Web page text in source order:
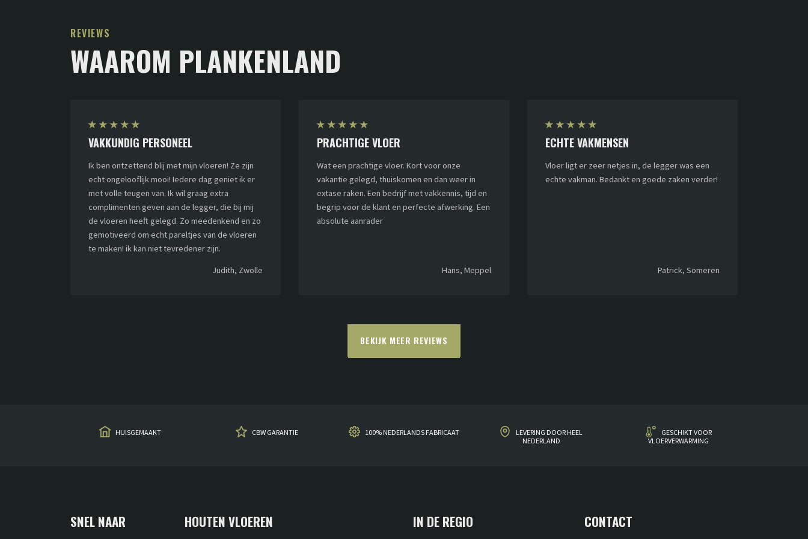
REVIEWS
WAAROM PLANKENLAND
★ ★ ★ ★ ★
VAKKUNDIG PERSONEEL
Ik ben ontzettend blij met mijn vloeren! Ze zijn
echt ongelooflijk mooi! Iedere dag geniet ik er
met volle teugen van. Ik wil graag extra
complimenten geven aan de legger, die bij mij
de vloeren heeft gelegd. Zo meedenkend en zo
gemotiveerd om echt pareltjes van de vloeren
te maken! ik kan niet tevredener zijn.
Judith, Zwolle
★ ★ ★ ★ ★
PRACHTIGE VLOER
Wat een prachtige vloer. Kort voor onze
vakantie gelegd, thuiskomen en dan weer in
extase raken. Een bedrijf met vakkennis, tijd en
begrip voor de klant en perfecte afwerking. Een
absolute aanrader
Hans, Meppel
★ ★ ★ ★ ★
ECHTE VAKMENSEN
Vloer ligt er zeer netjes in, de legger was een
echte vakman. Bedankt en goede zaken verder!
Patrick, Someren
BEKIJK MEER REVIEWS
HUISGEMAAKT CBW GARANTIE 100% NEDERLANDS FABRICAAT
LEVERING DOOR HEEL
NEDERLAND
GESCHIKT VOOR
VLOERVERWARMING
SNEL NAAR HOUTEN VLOEREN IN DE REGIO CONTACT